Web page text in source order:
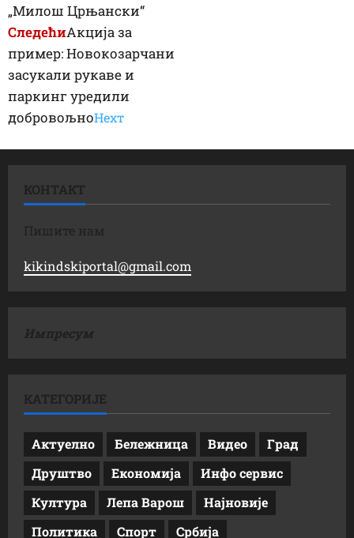
„Милош Црњански“
СледећиАкција за
пример: Новокозарчани
засукали рукаве и
паркинг уредили
добровољноНеxт
КОНТАКТ
Пишите нам
kikindskiportal@gmail.com
Импресум
КАТЕГОРИЈЕ
Актуелно Бележница Видео
Град
Друштво
Економија
Инфо сервис
Култура
Лепа Варош
Најновије
Политика
Спорт Србија